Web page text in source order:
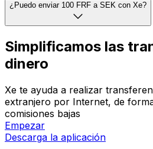
¿Puedo enviar 100 FRF a SEK con Xe?
Simplificamos las
dinero
Xe te ayuda a realizar
extranjero por Internet, de
comisiones bajas
Empezar
Descarga la aplicación